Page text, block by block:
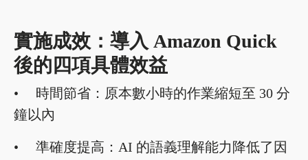
實施成效：導入 Amazon Quick
後的四項具體效益
• 時間節省：原本數小時的作業縮短至 30 分
鐘以內
• 準確度提高：AI 的語義理解能力降低了因